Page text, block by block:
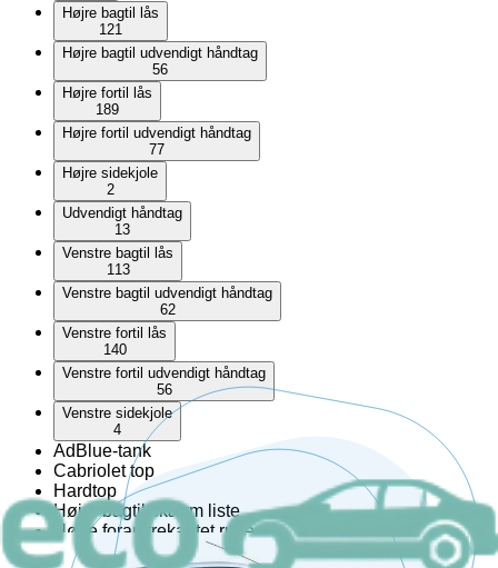
Højre bagtil lås
121
Højre bagtil udvendigt håndtag
56
Højre fortil lås
189
Højre fortil udvendigt håndtag
77
Højre sidekjole
2
Udvendigt håndtag
13
Venstre bagtil lås
113
Venstre bagtil udvendigt håndtag
62
Venstre fortil lås
140
Venstre fortil udvendigt håndtag
56
Venstre sidekjole
4
AdBlue-tank
Cabriolet top
Hardtop
Højre bagtil skærm liste
Højre foran trekantet rude
Højre fortil skærm liste